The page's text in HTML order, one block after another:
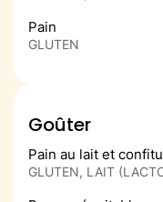
Pain
GLUTEN
Goûter
Pain au lait et
GLUTEN, LAIT